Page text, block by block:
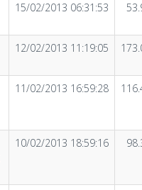
15/02/2013 06:31:53
12/02/2013 11:19:05
11/02/2013 16:59:28
10/02/2013 18:59:16